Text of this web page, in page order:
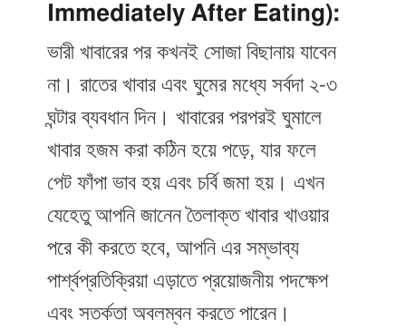
Immediately After Eating):
ভারী খাবারের পর কখনই সোজা বিছানায় যাবেন
না। রাতের খাবার এবং ঘুমের মধ্যে সর্বদা ২-৩
ঘন্টার ব্যবধান দিন। খাবারের পরপরই ঘুমালে
খাবার হজম করা কঠিন হয়ে পড়ে, যার ফলে
পেট ফাঁপা ভাব হয় এবং চর্বি জমা হয়। এখন
যেহেতু আপনি জানেন তৈলাক্ত খাবার খাওয়ার
পরে কী করতে হবে, আপনি এর সম্ভাব্য
পার্শ্বপ্রতিক্রিয়া এড়াতে প্রয়োজনীয় পদক্ষেপ
এবং সতর্কতা অবলম্বন করতে পারেন।